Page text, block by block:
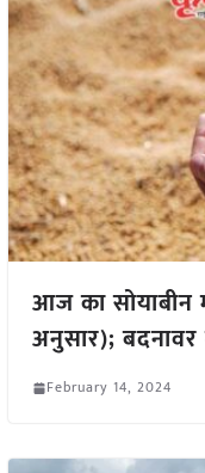
आज का सोयाबीन
अनुसार);
February 14, 2024